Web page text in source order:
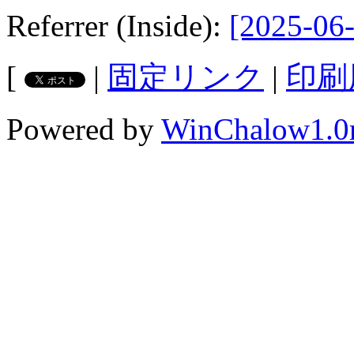
Referrer (Inside): [2025-
[
| 固定リンク | 印
Powered by